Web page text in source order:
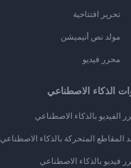
تحرير افتتاحية
مولد نص أنيميشن
محرر فيديو
الذكاء الاصطناعي
الفيديو بالذكاء الاصطناعي
المقاطع المتحركة بالذكاء الاصطناعي
فيديو بالذكاء الاصطناعي